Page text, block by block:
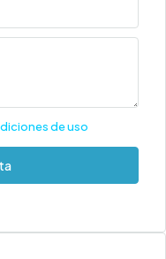
de uso